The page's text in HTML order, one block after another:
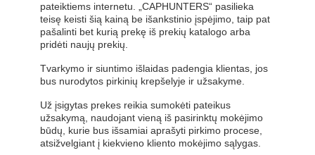
pateiktiems internetu. „CAPHUNTERS“ pasilieka
teisę keisti šią kainą be išankstinio įspėjimo, taip pat
pašalinti bet kurią prekę iš prekių katalogo arba
pridėti naujų prekių.
Tvarkymo ir siuntimo išlaidas padengia klientas, jos
bus nurodytos pirkinių krepšelyje ir užsakyme.
Už įsigytas prekes reikia sumokėti pateikus
užsakymą, naudojant vieną iš pasirinktų mokėjimo
būdų, kurie bus išsamiai aprašyti pirkimo procese,
atsižvelgiant į kiekvieno kliento mokėjimo sąlygas.